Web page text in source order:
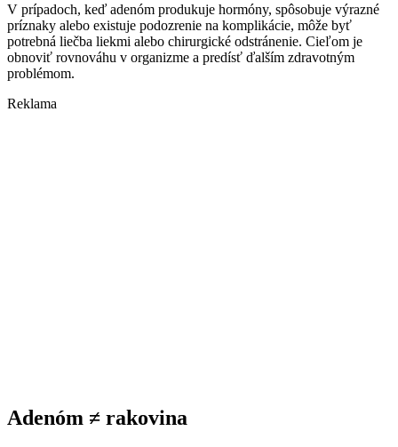
V prípadoch, keď adenóm produkuje hormóny, spôsobuje výrazné
príznaky alebo existuje podozrenie na komplikácie, môže byť
potrebná liečba liekmi alebo chirurgické odstránenie. Cieľom je
obnoviť rovnováhu v organizme a predísť ďalším zdravotným
problémom.
Reklama
Adenóm ≠ rakovina